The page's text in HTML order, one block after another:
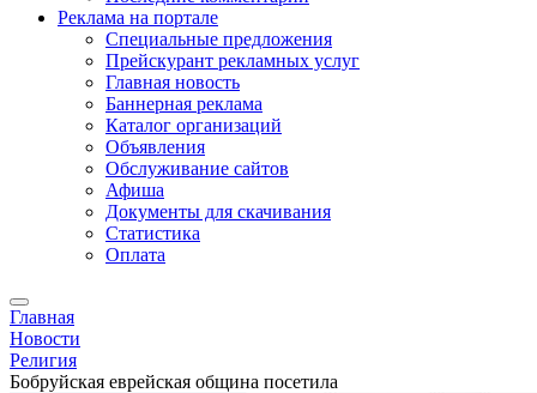
Реклама на портале
Специальные предложения
Прейскурант рекламных услуг
Главная новость
Баннерная реклама
Каталог организаций
Объявления
Обслуживание сайтов
Афиша
Документы для скачивания
Статистика
Оплата
Главная
Новости
Религия
Бобруйская еврейская община посетила